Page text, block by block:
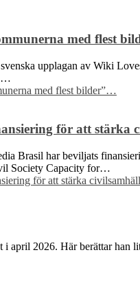
med flest
upplagan av Wiki
med flest bilder”…
för att stärka
Brasil har beviljats
Society Capacity for…
för att stärka
2026. Här berättar